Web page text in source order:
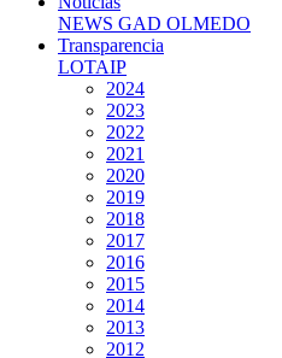
NEWS GAD OLMEDO
Transparencia
LOTAIP
2024
2023
2022
2021
2020
2019
2018
2017
2016
2015
2014
2013
2012